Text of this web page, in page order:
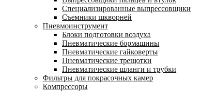
Специализированные выпрессовщики
Cъемники шкворней
Пневмоинструмент
Блоки подготовки воздуха
Пневматические бормашины
Пневматические гайковерты
Пневматические трещотки
Пневматические шланги и трубки
Фильтры для покрасочных камер
Компрессоры